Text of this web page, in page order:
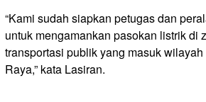
“Kami sudah siapkan petugas dan
untuk mengamankan pasokan listrik di
transportasi publik yang masuk
Raya,” kata Lasiran.